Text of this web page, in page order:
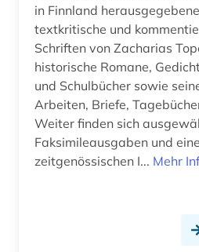
in Finnland
textkritische und
Schriften von Zacharias
historische Romane,
und Schulbücher sowie
Arbeiten, Briefe,
Weiter finden sich
Faksimileausgaben und
zeitgenössischen I... Mehr